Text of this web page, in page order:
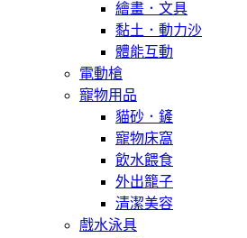
繪畫．文具
黏土．動力沙
體能互動
電動槍
寵物用品
貓砂．鏟
寵物床窩
飲水餵食
外出籠子
清潔美容
戲水泳具